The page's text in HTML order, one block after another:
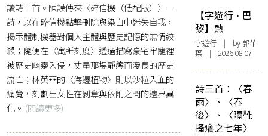
讀詩三首。陳謨傳來〈碎信機（低配版）〉一
詩，以在碎信機點擊刪除與染白中迷失自我，
揭示體制機器對個人主體與歷史記憶的無情絞
殺；隨便在〈寓所刻度〉透過描寫豪宅牢籠裡
被歷史幽靈入侵，丈量那場靜態而漫長的歷史
流亡；林英華的〈海邊植物〉則以沙粒入血的
痛覺，刻劃出女性在剝奪與依附之間的邊界異
化。 (閱讀更多)
【字遊行·巴
黎】熱
字遊行 | by 郭芊
葉 | 2026-08-07
詩三首：〈春
雨〉、〈春
後〉、〈隔靴
搔癢之七年〉